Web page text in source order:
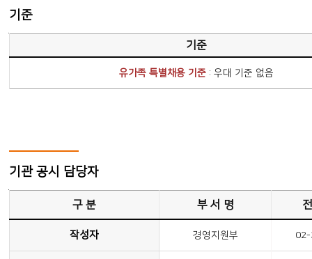
기준
기준
유가족 특별채용 기준: 우대 기준 없음
기관 공시 담당자
구 분 부 서 명
작성자 경영지원부